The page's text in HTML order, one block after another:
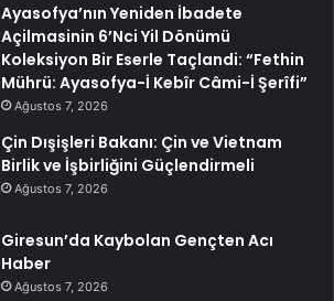
Ayasofya’nın Yeniden İbadete
Açilmasinin 6’Nci Yil Dönümü
Koleksiyon Bir Eserle Taçlandi: “Fethin
Mührü: Ayasofya-İ Kebîr Câmi-İ Şerîfi”
Ağustos 7, 2026
Çin Dışişleri Bakanı: Çin ve Vietnam
Birlik ve İşbirliğini Güçlendirmeli
Ağustos 7, 2026
Giresun’da Kaybolan Gençten Acı
Haber
Ağustos 7, 2026